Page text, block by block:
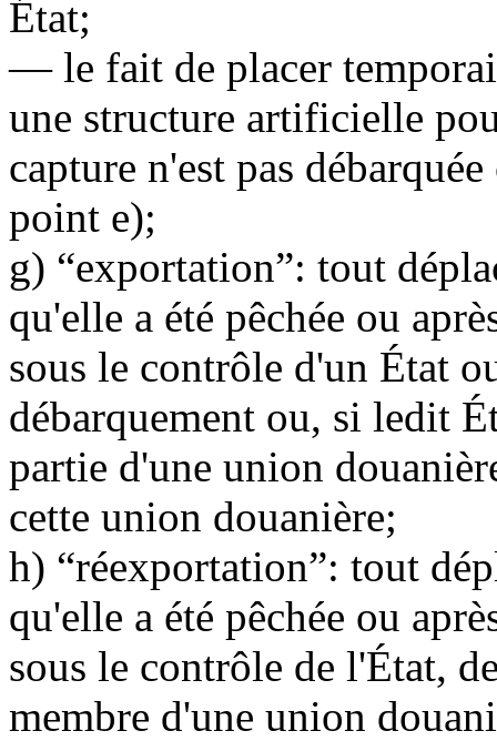
État;
— le fait de placer
une structure artificielle
capture n'est pas
point e);
g) “exportation”: tout
qu'elle a été pêchée ou
sous le contrôle d'un État
débarquement ou, si ledit
partie d'une union
cette union douanière;
h) “réexportation”: tout
qu'elle a été pêchée ou
sous le contrôle de l'État,
membre d'une union